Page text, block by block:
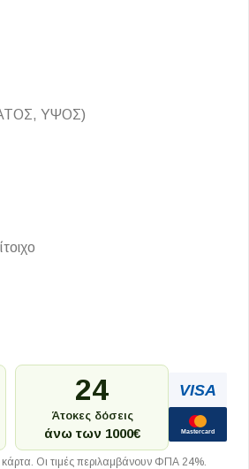
ΥΨΟΣ)
24
Άτοκες δόσεις
άνω των 1000€
VISA
Mastercard
Οι τιμές περιλαμβάνουν ΦΠΑ 24%.